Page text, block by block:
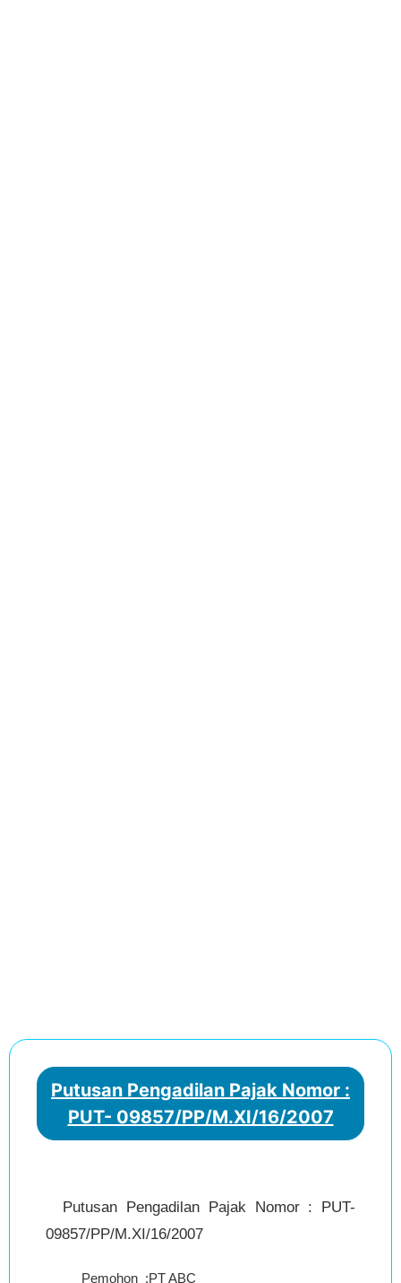
Putusan Pengadilan Pajak Nomor :
PUT- 09857/PP/M.XI/16/2007
Putusan Pengadilan Pajak Nomor : PUT-
09857/PP/M.XI/16/2007
Pemohon :PT ABC